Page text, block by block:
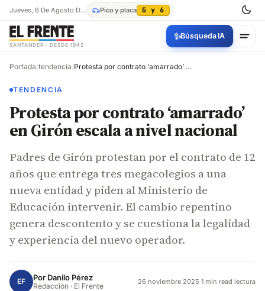
Jueves, 6 De Agosto De 2026 Pico y placa 5 y 6
SANTANDER · DESDE 1942
✨Búsqueda IA
Portada/tendencia/ Protesta por contrato ‘amarrado’ en Girón escala a nivel nacional
TENDENCIA
Protesta por contrato ‘amarrado’
en Girón escala a nivel nacional
Padres de Girón protestan por el contrato de 12
años que entrega tres megacolegios a una
nueva entidad y piden al Ministerio de
Educación intervenir. El cambio repentino
genera descontento y se cuestiona la legalidad
y experiencia del nuevo operador.
EF Por Danilo Pérez
Redacción · El Frente 26 noviembre 2025·1 min read lectura